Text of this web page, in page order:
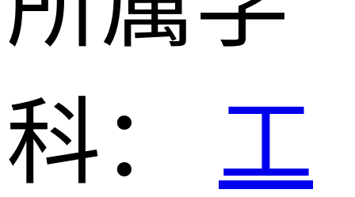
科：
工